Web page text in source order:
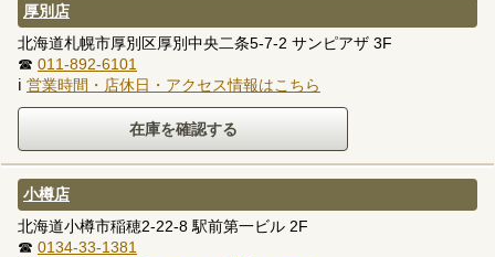
厚別店
北海道札幌市厚別区厚別中央二条5-7-2 サンピアザ 3F
☎ 011-892-6101
ℹ 営業時間・店休日・アクセス情報はこちら
小樽店
北海道小樽市稲穂2-22-8 駅前第一ビル 2F
☎ 0134-33-1381